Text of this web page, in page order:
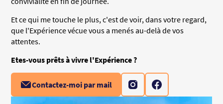
Et ce qui me touche le plus, c'est de voir, dans votre regard,
que l'Expérience vécue vous a menés au-delà de vos
attentes.
Etes-vous prêts à vivre l'Expérience ?
Contactez-moi par mail Consulter notre page
Consulter notre